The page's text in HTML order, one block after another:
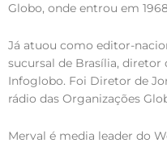
Globo, onde entrou em
Já atuou como editor-
sucursal de Brasília, diretor
Infoglobo. Foi Diretor de
rádio das Organizações
Merval é media leader do